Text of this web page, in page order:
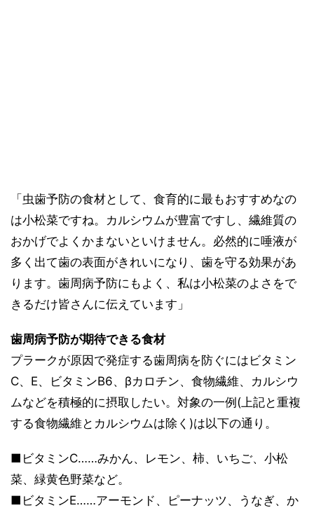
「虫歯予防の食材として、食育的に最もおすすめなの
は小松菜ですね。カルシウムが豊富ですし、繊維質の
おかげでよくかまないといけません。必然的に唾液が
多く出て歯の表面がきれいになり、歯を守る効果があ
ります。歯周病予防にもよく、私は小松菜のよさをで
きるだけ皆さんに伝えています」
歯周病予防が期待できる食材
プラークが原因で発症する歯周病を防ぐにはビタミン
C、E、ビタミンB6、βカロチン、食物繊維、カルシウ
ムなどを積極的に摂取したい。対象の一例(上記と重複
する食物繊維とカルシウムは除く)は以下の通り。
■ビタミンC……みかん、レモン、柿、いちご、小松
菜、緑黄色野菜など。
■ビタミンE……アーモンド、ピーナッツ、うなぎ、か